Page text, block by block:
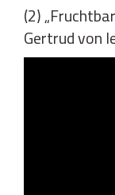
(2)
Gertrud von